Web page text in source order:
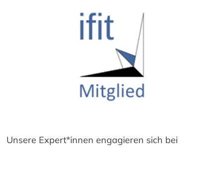
Unsere Expert*innen engagieren sich bei